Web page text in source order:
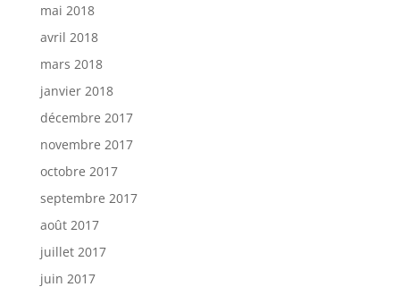
mai 2018
avril 2018
mars 2018
janvier 2018
décembre 2017
novembre 2017
octobre 2017
septembre 2017
août 2017
juillet 2017
juin 2017